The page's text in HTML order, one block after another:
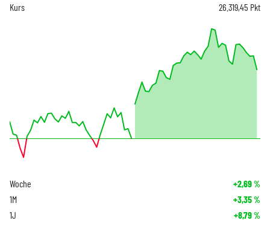
Kurs 26.319,45 Pkt
Woche +2,69%
1M +3,35%
1J +8,79%